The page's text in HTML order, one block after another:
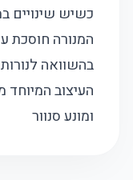
כשיש
בהשוואה
העיצוב
ומונע סנוור